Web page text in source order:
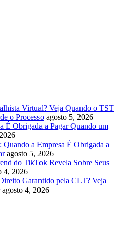
Virtual? Veja Quando o TST
o Processo agosto 5, 2026
É Obrigada a Pagar Quando um
a Empresa É Obrigada a
agosto 5, 2026
do TikTok Revela Sobre Seus
4, 2026
Garantido pela CLT? Veja
agosto 4, 2026